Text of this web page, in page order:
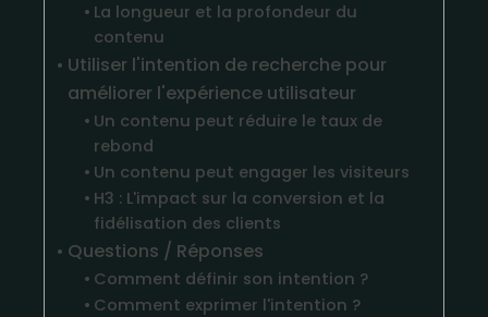
La longueur et la profondeur du
contenu
Utiliser l'intention de recherche pour
améliorer l'expérience utilisateur
Un contenu peut réduire le taux de
rebond
Un contenu peut engager les visiteurs​​
H3 : L'impact sur la conversion et la
fidélisation des clients​​
Questions / Réponses
Comment définir son intention ?
Comment exprimer l'intention ?